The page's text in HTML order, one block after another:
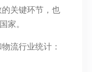
关键环节，也
家。
流行业统计：